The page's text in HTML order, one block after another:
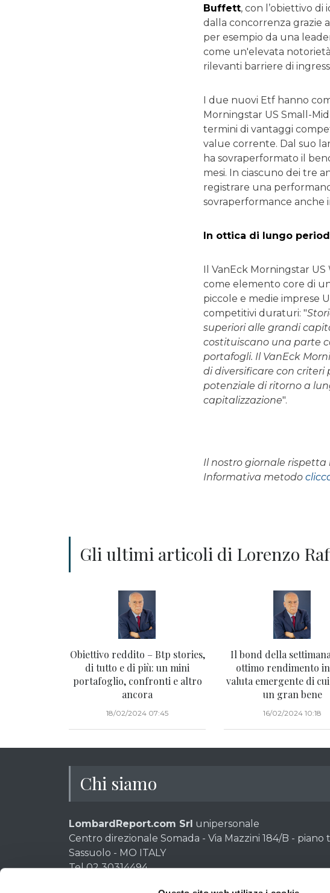
Buffett, con l’obiettivo
dalla concorrenza grazie
per esempio da una
come un'elevata
rilevanti barriere di
I due nuovi Etf hanno
Morningstar US Small-
termini di vantaggi
value corrente. Dal suo
ha sovraperformato il
mesi. In ciascuno dei tre
registrare una
sovraperformance anche
In ottica di lungo
Il VanEck Morningstar
come elemento core di
piccole e medie imprese
competitivi duraturi: "
superiori alle grandi
costituiscano una parte
portafogli. Il VanEck
di diversificare con criteri
potenziale di ritorno a
capitalizzazione".
Il nostro giornale rispetta
Informativa metodo
Gli ultimi articoli di Lorenzo
Obiettivo reddito – Btp stories,
di tutto e di più: un mini
portafoglio, confronti e altro
ancora
18/02/2024 07:45
Il bond della
ottimo rendimento
valuta emergente di
un gran bene
16/02/2024 10:18
Chi siamo
LombardReport.com Srl unipersonale
Centro direzionale Somada - Via Mazzini 184/B - piano
Sassuolo - MO ITALY
Tel 02 30314494